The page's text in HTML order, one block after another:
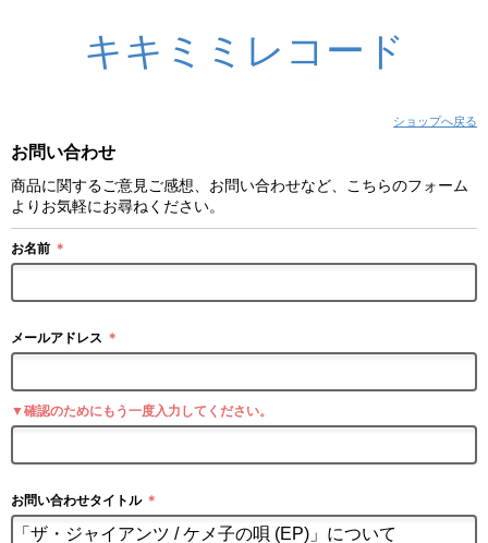
キキミミレコード
ショップへ戻る
お問い合わせ
商品に関するご意見ご感想、お問い合わせなど、こちらのフォーム
よりお気軽にお尋ねください。
お名前 ＊
メールアドレス ＊
▼確認のためにもう一度入力してください。
お問い合わせタイトル ＊